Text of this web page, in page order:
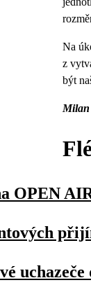
Na
z
být
Milan
OPEN
uchazeče